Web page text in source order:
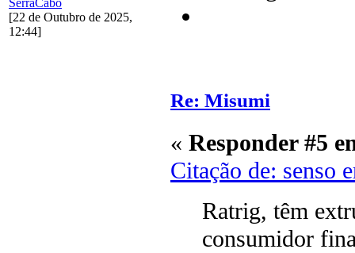
SerraCabo
[22 de Outubro de 2025,
12:44]
Re: Misumi
« Responder #5
Citação de: senso
Ratrig, têm
consumidor